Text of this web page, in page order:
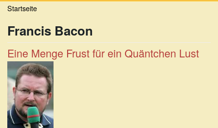
Startseite
Francis Bacon
Eine Menge Frust für ein Quäntchen Lust